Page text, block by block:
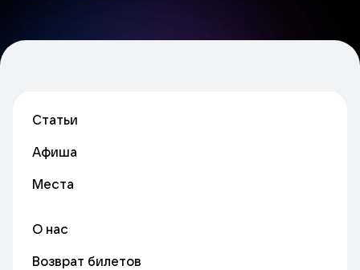
Статьи
Афиша
Места
О нас
Возврат билетов